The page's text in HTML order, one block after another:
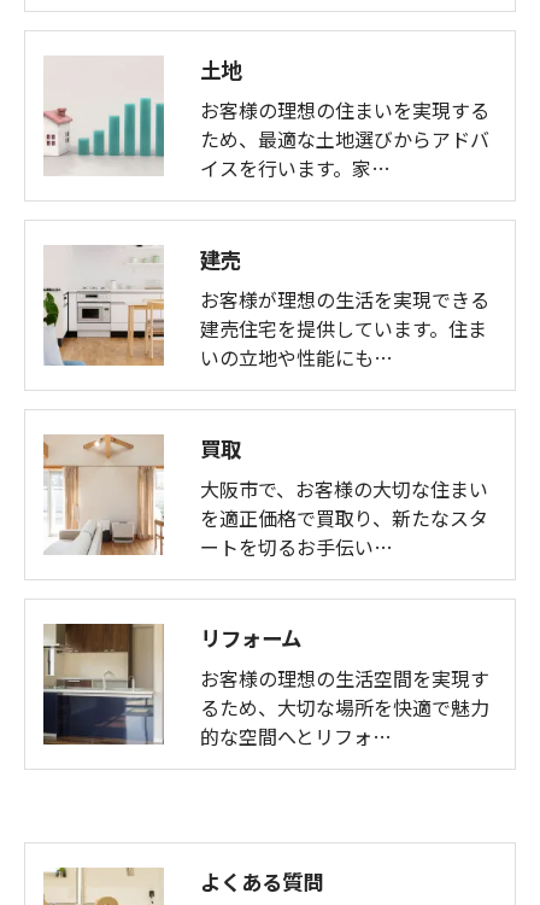
土地
お客様の理想の住まいを実現する
ため、最適な土地選びからアドバ
イスを行います。家…
建売
お客様が理想の生活を実現できる
建売住宅を提供しています。住ま
いの立地や性能にも…
買取
大阪市で、お客様の大切な住まい
を適正価格で買取り、新たなスタ
ートを切るお手伝い…
リフォーム
お客様の理想の生活空間を実現す
るため、大切な場所を快適で魅力
的な空間へとリフォ…
よくある質問